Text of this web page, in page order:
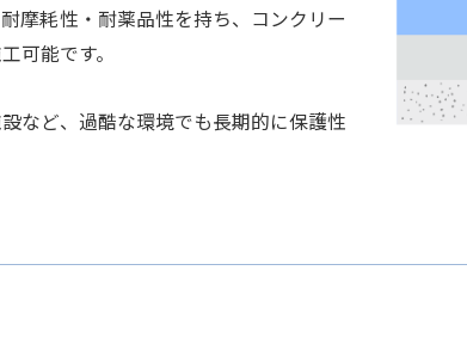
摩耗性・耐薬品性を持ち、コンクリー
可能です。
など、過酷な環境でも長期的に保護性